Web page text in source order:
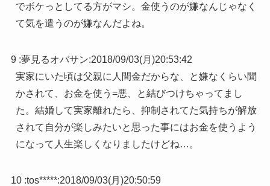
でボケっとしてる方がマシ。金使うのが嫌なんじゃなく
て気を遣うのが嫌なんだよね。
9 :夢見るオバサン:2018/09/03(月)20:53:42
実家にいた頃は父親に人間金だからな、と嫌なくらい聞
かされて、お金を使う=悪、と結びつけちゃってまし
た。結婚して実家離れたら、抑制されてた気持ちが解放
されて自分が楽しみたいと思った事にはお金を使うよう
になって人生楽しくなりましたけどね…。
10 :tos*****:2018/09/03(月)20:50:59